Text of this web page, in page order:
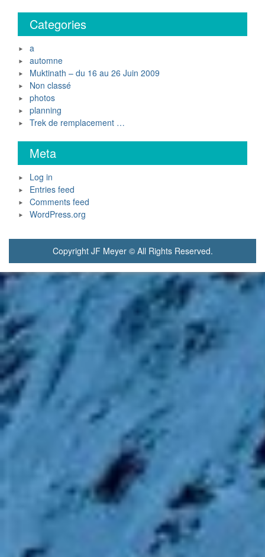
Categories
a
automne
Muktinath – du 16 au 26 Juin 2009
Non classé
photos
planning
Trek de remplacement …
Meta
Log in
Entries feed
Comments feed
WordPress.org
Copyright JF Meyer © All Rights Reserved.